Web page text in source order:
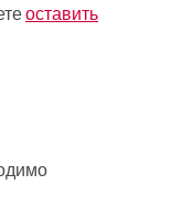
оставить